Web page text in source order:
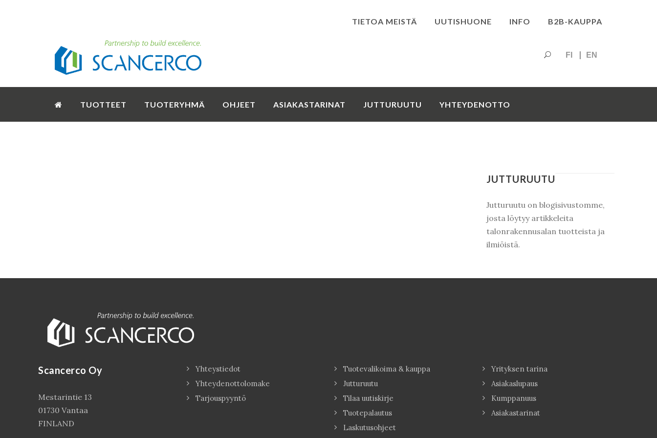
TIETOA MEISTÄ UUTISHUONE INFO B2B-KAUPPA
FI EN
TUOTTEET TUOTERYHMÄ OHJEET ASIAKASTARINAT JUTTURUUTU YHTEYDENOTTO
JUTTURUUTU
Jutturuutu on blogisivustomme,
josta löytyy artikkeleita
talonrakennusalan tuotteista ja
ilmiöistä.
Scancerco Oy
Mestarintie 13
01730 Vantaa
FINLAND
Yhteystiedot
Yhteydenottolomake
Tarjouspyyntö
Tuotevalikoima & kauppa
Jutturuutu
Tilaa uutiskirje
Tuotepalautus
Laskutusohjeet
Yrityksen tarina
Asiakaslupaus
Kumppanuus
Asiakastarinat